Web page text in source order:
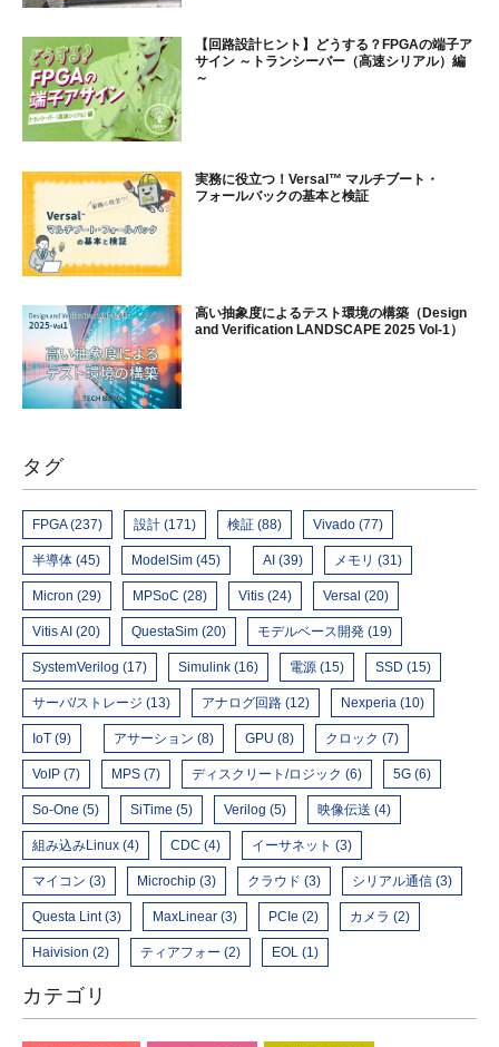
【回路設計ヒント】どうする？FPGAの端子ア
サイン ～トランシーバー（高速シリアル）編
～
実務に役立つ！Versal™ マルチブート・
フォールバックの基本と検証
高い抽象度によるテスト環境の構築（Design
and Verification LANDSCAPE 2025 Vol-1）
タグ
FPGA (237) 設計 (171) 検証 (88) Vivado (77)
半導体 (45) ModelSim (45) AI (39) メモリ (31)
Micron (29) MPSoC (28) Vitis (24) Versal (20)
Vitis AI (20) QuestaSim (20) モデルベース開発 (19)
SystemVerilog (17) Simulink (16) 電源 (15) SSD (15)
サーバ/ストレージ (13) アナログ回路 (12) Nexperia (10)
IoT (9) アサーション (8) GPU (8) クロック (7)
VoIP (7) MPS (7) ディスクリート/ロジック (6) 5G (6)
So-One (5) SiTime (5) Verilog (5) 映像伝送 (4)
組み込みLinux (4) CDC (4) イーサネット (3)
マイコン (3) Microchip (3) クラウド (3) シリアル通信 (3)
Questa Lint (3) MaxLinear (3) PCIe (2) カメラ (2)
Haivision (2) ティアフォー (2) EOL (1)
カテゴリ